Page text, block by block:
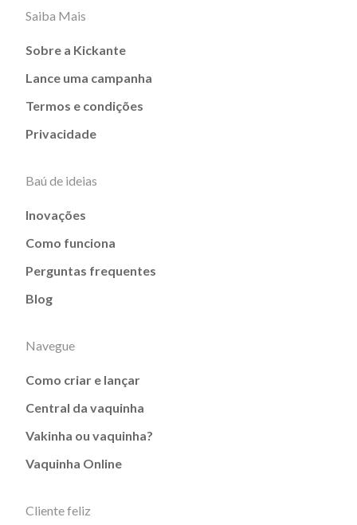
Saiba Mais
Sobre a Kickante
Lance uma campanha
Termos e condições
Privacidade
Baú de ideias
Inovações
Como funciona
Perguntas frequentes
Blog
Navegue
Como criar e lançar
Central da vaquinha
Vakinha ou vaquinha?
Vaquinha Online
Cliente feliz